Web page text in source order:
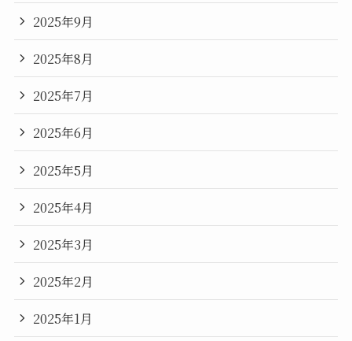
2025年9月
2025年8月
2025年7月
2025年6月
2025年5月
2025年4月
2025年3月
2025年2月
2025年1月